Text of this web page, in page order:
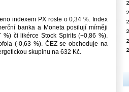
indexem PX roste o 0,34 %. Index
banka a Moneta posilují mírněji
či likérce Stock Spirits (+0,86 %).
(-0,63 %). ČEZ se obchoduje na
skupinu na 632 Kč.